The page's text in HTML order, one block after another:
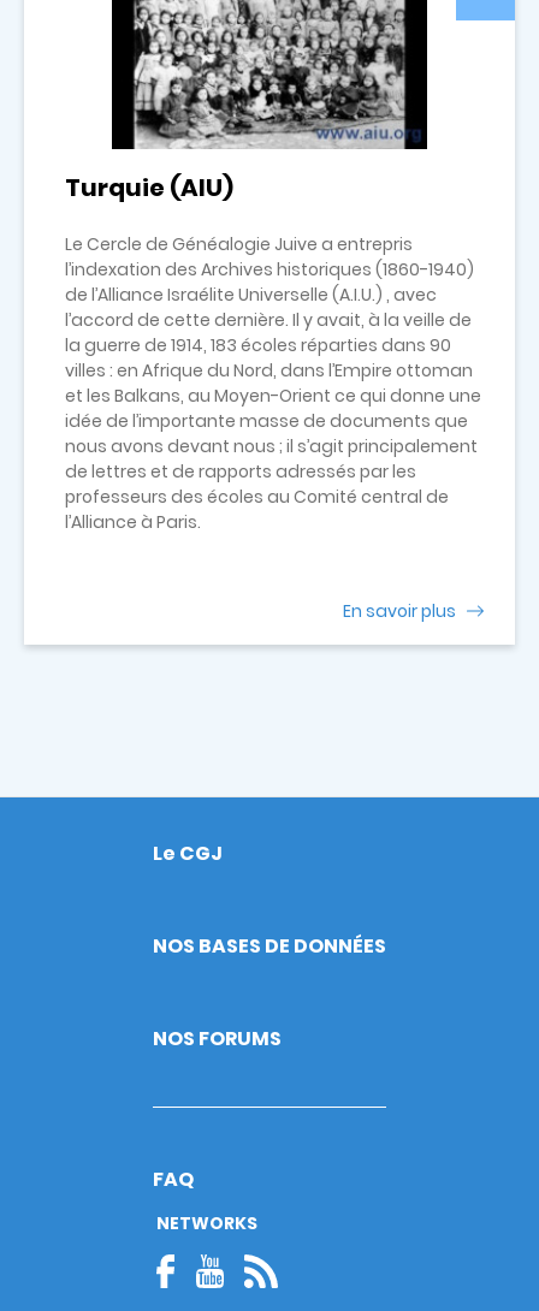
Turquie (AIU)
Le Cercle de Généalogie Juive a entrepris
l’indexation des Archives historiques (1860-1940)
de l’Alliance Israélite Universelle (A.I.U.) , avec
l’accord de cette dernière. Il y avait, à la veille de
la guerre de 1914, 183 écoles réparties dans 90
villes : en Afrique du Nord, dans l’Empire ottoman
et les Balkans, au Moyen-Orient ce qui donne une
idée de l’importante masse de documents que
nous avons devant nous ; il s’agit principalement
de lettres et de rapports adressés par les
professeurs des écoles au Comité central de
l’Alliance à Paris.
En savoir plus
Footer
Le CGJ
NOS BASES DE DONNÉES
NOS FORUMS
FAQ
NETWORKS